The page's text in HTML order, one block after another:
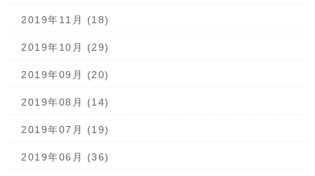
2019年11月 (18)
2019年10月 (29)
2019年09月 (20)
2019年08月 (14)
2019年07月 (19)
2019年06月 (36)